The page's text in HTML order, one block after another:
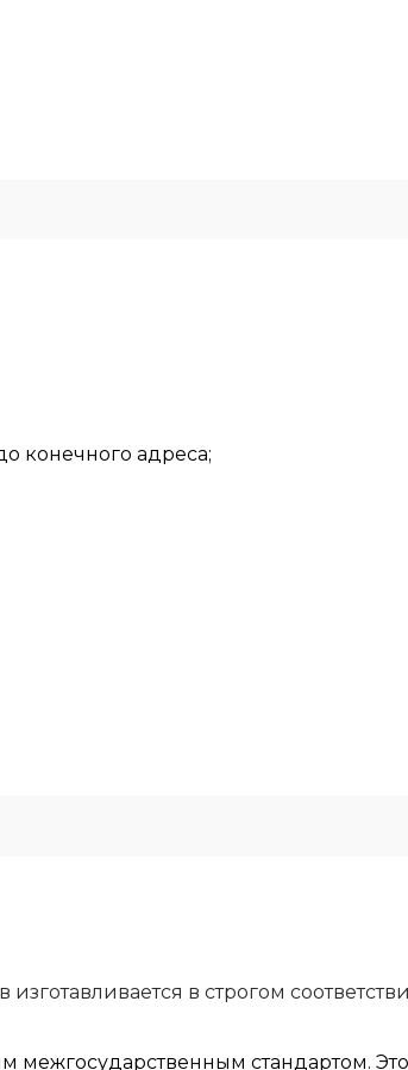
конечного адреса;
в строгом
межгосударственным стандартом.